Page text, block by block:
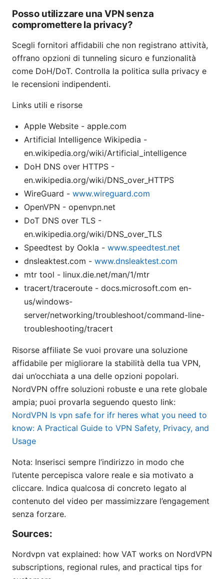
Posso utilizzare una VPN senza
compromettere la privacy?
Scegli fornitori affidabili che non registrano attività,
offrano opzioni di tunneling sicuro e funzionalità
come DoH/DoT. Controlla la politica sulla privacy e
le recensioni indipendenti.
Links utili e risorse
Apple Website - apple.com
Artificial Intelligence Wikipedia -
en.wikipedia.org/wiki/Artificial_intelligence
DoH DNS over HTTPS -
en.wikipedia.org/wiki/DNS_over_HTTPS
WireGuard - www.wireguard.com
OpenVPN - openvpn.net
DoT DNS over TLS -
en.wikipedia.org/wiki/DNS_over_TLS
Speedtest by Ookla - www.speedtest.net
dnsleaktest.com - www.dnsleaktest.com
mtr tool - linux.die.net/man/1/mtr
tracert/traceroute - docs.microsoft.com en-
us/windows-
server/networking/troubleshoot/command-line-
troubleshooting/tracert
Risorse affiliate Se vuoi provare una soluzione
affidabile per migliorare la stabilità della tua VPN,
dai un’occhiata a una delle opzioni popolari.
NordVPN offre soluzioni robuste e una rete globale
ampia; puoi provarla seguendo questo link:
NordVPN Is vpn safe for ifr heres what you need to
know: A Practical Guide to VPN Safety, Privacy, and
Usage
Nota: Inserisci sempre l’indirizzo in modo che
l’utente percepisca valore reale e sia motivato a
cliccare. Indica qualcosa di concreto legato al
contenuto del video per massimizzare l’engagement
senza forzare.
Sources:
Nordvpn vat explained: how VAT works on NordVPN
subscriptions, regional rules, and practical tips for